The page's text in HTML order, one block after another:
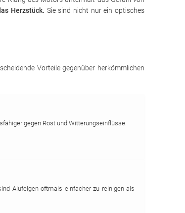
Herzstück. Sie sind nicht nur ein optisches
Vorteile gegenüber herkömmlichen
gegen Rost und Witterungseinflüsse.
Alufelgen oftmals einfacher zu reinigen als